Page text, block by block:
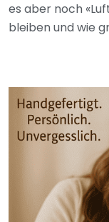
es aber noch
bleiben und wie